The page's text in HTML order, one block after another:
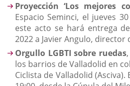
Proyección ‘Los mejores
Espacio Seminci, el jueves
este acto se hará entrega
2022 a Javier Angulo, director
Orgullo LGBTI sobre ruedas
los barrios de Valladolid en
Ciclista de Valladolid